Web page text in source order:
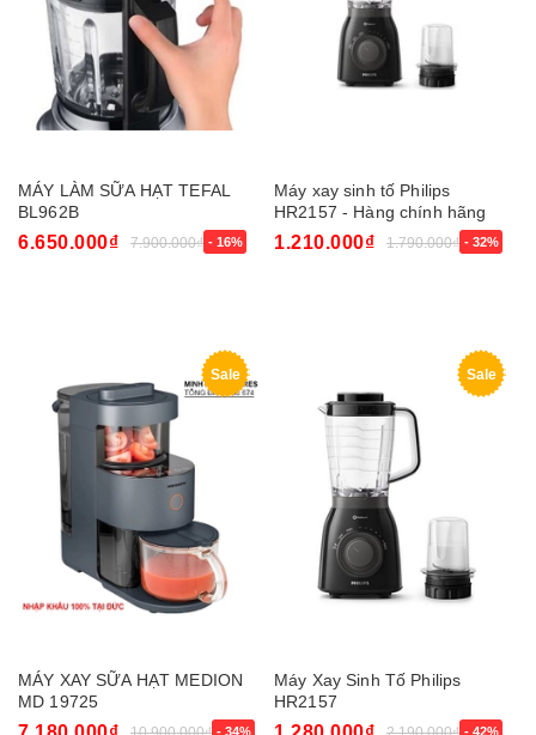
MÁY LÀM SỮA HẠT TEFAL
BL962B
6.650.000₫ 7.900.000₫ - 16%
Máy xay sinh tố Philips
HR2157 - Hàng chính hãng
1.210.000₫ 1.790.000₫ - 32%
Sale
MÁY XAY SỮA HẠT MEDION
MD 19725
- 34%
Sale
Máy Xay Sinh Tố Philips
HR2157
- 42%